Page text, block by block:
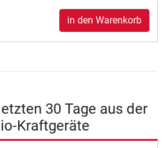
in den Warenkorb
30 Tage aus der
Kraftgeräte